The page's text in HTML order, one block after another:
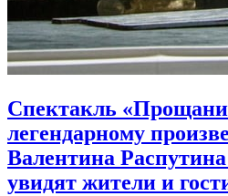
Спектакль
легендарному
Валентина
увидят жители и